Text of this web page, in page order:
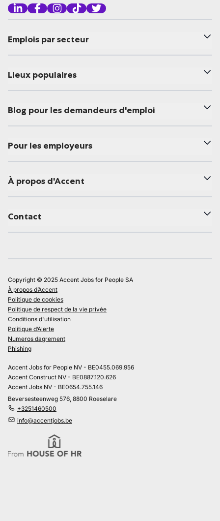
Emplois par secteur
Lieux populaires
Blog pour les demandeurs d'emploi
Pour les employeurs
À propos d'Accent
Contact
Copyright © 2025 Accent Jobs for People SA
À propos d’Accent
Politique de cookies
Politique de respect de la vie privée
Conditions d'utilisation
Politique d’Alerte
Numeros dagrement
Phishing
Accent Jobs for People NV - BE0455.069.956
Accent Construct NV - BE0887.120.626
Accent Jobs NV - BE0654.755.146
Beversesteenweg 576, 8800 Roeselare
+3251460500
info@accentjobs.be